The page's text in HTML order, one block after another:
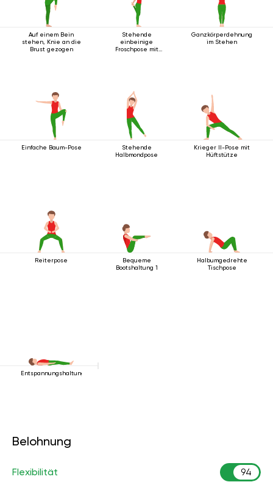
Auf einem Bein
stehen, Knie an die
Brust gezogen
Stehende
einbeinige
Froschpose mit
Ganzkörperdehnung
im Stehen
Einfache Baum-Pose
Stehende
Halbmondpose
Krieger II-Pose mit
Hüftstütze
Reiterpose
Bequeme
Bootshaltung 1
Halbumgedrehte
Tischpose
Entspannungshaltung
Belohnung
Flexibilität 94